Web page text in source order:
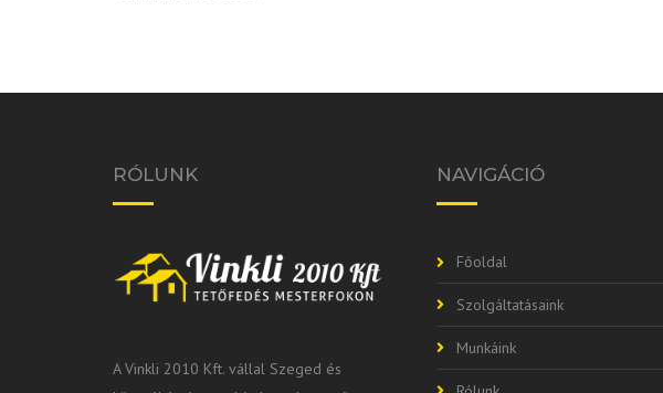
RÓLUNK
A Vinkli 2010 Kft. vállal Szeged és
NAVIGÁCIÓ
Főoldal
Szolgáltatásaink
Munkáink